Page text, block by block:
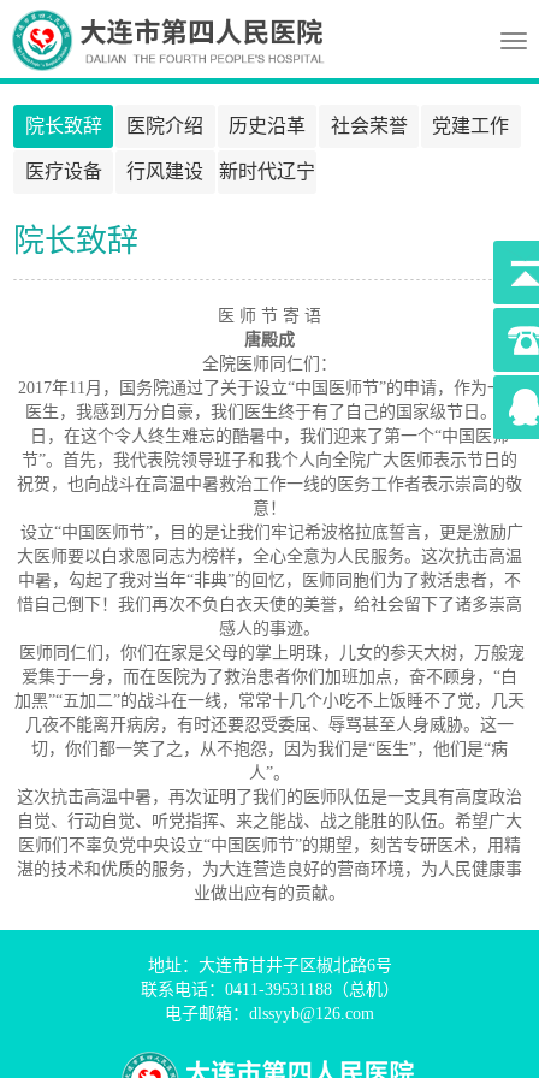
院长致辞 医院介绍 历史沿革 社会荣誉 党建工作
医疗设备 行风建设 新时代辽宁
院长致辞
医 师 节 寄 语
唐殿成
全院医师同仁们：
2017年11月，国务院通过了关于设立“中国医师节”的申请，作为一名
医生，我感到万分自豪，我们医生终于有了自己的国家级节日。今
日，在这个令人终生难忘的酷暑中，我们迎来了第一个“中国医师
节”。首先，我代表院领导班子和我个人向全院广大医师表示节日的
祝贺，也向战斗在高温中暑救治工作一线的医务工作者表示崇高的敬
意！
设立“中国医师节”，目的是让我们牢记希波格拉底誓言，更是激励广
大医师要以白求恩同志为榜样，全心全意为人民服务。这次抗击高温
中暑，勾起了我对当年“非典”的回忆，医师同胞们为了救活患者，不
惜自己倒下！我们再次不负白衣天使的美誉，给社会留下了诸多崇高
感人的事迹。
医师同仁们，你们在家是父母的掌上明珠，儿女的参天大树，万般宠
爱集于一身，而在医院为了救治患者你们加班加点，奋不顾身，“白
加黑”“五加二”的战斗在一线，常常十几个小吃不上饭睡不了觉，几天
几夜不能离开病房，有时还要忍受委屈、辱骂甚至人身威胁。这一
切，你们都一笑了之，从不抱怨，因为我们是“医生”，他们是“病
人”。
这次抗击高温中暑，再次证明了我们的医师队伍是一支具有高度政治
自觉、行动自觉、听党指挥、来之能战、战之能胜的队伍。希望广大
医师们不辜负党中央设立“中国医师节”的期望，刻苦专研医术，用精
湛的技术和优质的服务，为大连营造良好的营商环境，为人民健康事
业做出应有的贡献。
地址：大连市甘井子区椒北路6号
联系电话：0411-39531188（总机）
电子邮箱：dlssyyb@126.com